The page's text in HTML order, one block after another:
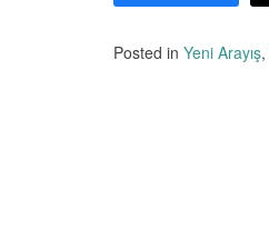
Posted in Yeni Arayış,